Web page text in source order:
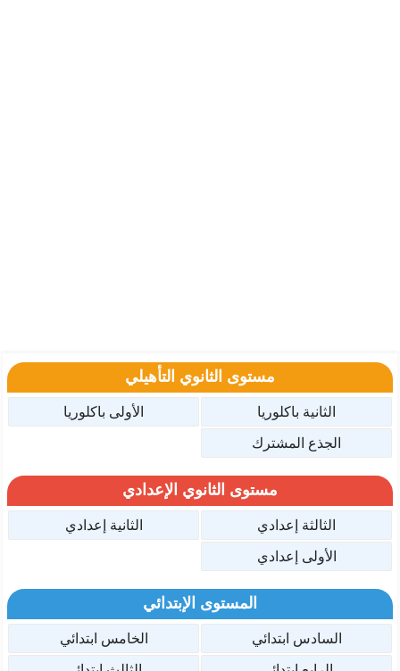
مستوى الثانوي التأهيلي
الثانية باكلوريا
الأولى باكلوريا
الجذع المشترك
مستوى الثانوي الإعدادي
الثالثة إعدادي
الثانية إعدادي
الأولى إعدادي
المستوى الإبتدائي
السادس ابتدائي
الخامس ابتدائي